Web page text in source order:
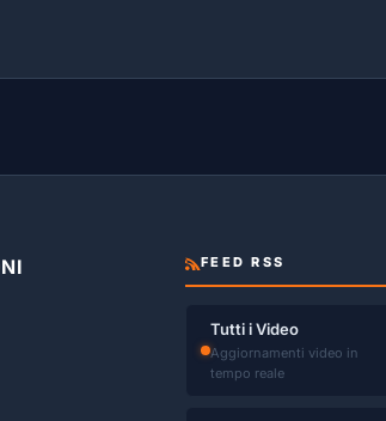
FEED RSS
Tutti i Video
Aggiornamenti video in
tempo reale